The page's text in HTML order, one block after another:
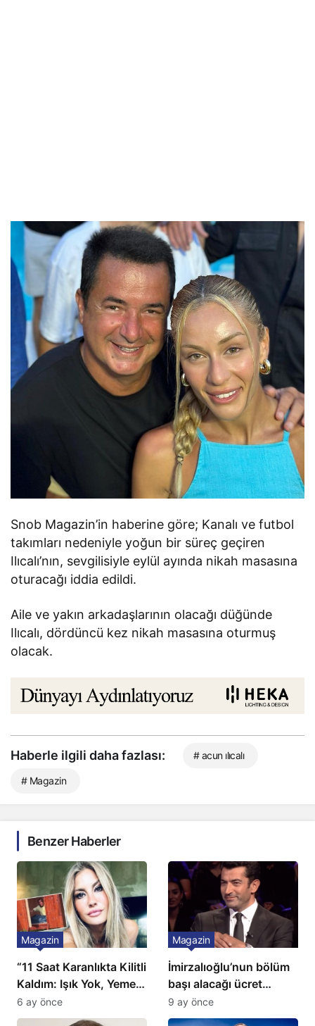
Snob Magazin’in haberine göre; Kanalı ve futbol
takımları nedeniyle yoğun bir süreç geçiren
Ilıcalı’nın, sevgilisiyle eylül ayında nikah masasına
oturacağı iddia edildi.
Aile ve yakın arkadaşlarının olacağı düğünde
Ilıcalı, dördüncü kez nikah masasına oturmuş
olacak.
Haberle ilgili daha fazlası: # acun ılıcalı
# Magazin
Benzer Haberler
“11 Saat Karanlıkta Kilitli
Kaldım: Işık Yok, Yemek
Yok, Tuvalet Yok!”
Çağla Şikel’den Şok
Magazin
6 ay önce
İmirzalıoğlu’nun bölüm
başı alacağı ücret
Türkiye’de bir ilk:
Gözünü 2 ilçeye dikti!
Magazin
9 ay önce